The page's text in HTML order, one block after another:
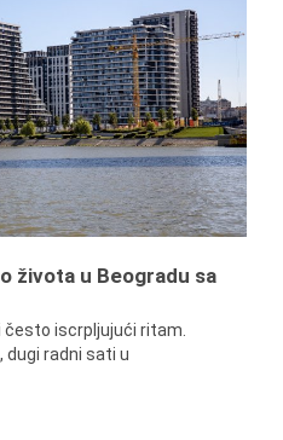
života u Beogradu sa
iscrpljujući ritam.
dugi radni sati u